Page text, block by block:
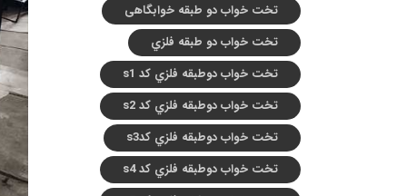
تخت خواب دو طبقه خوابگاهی
تخت خواب دو طبقه فلزي
تخت خواب دوطبقه فلزي کد s1
تخت خواب دوطبقه فلزي کد s2
تخت خواب دوطبقه فلزي کدs3
تخت خواب دوطبقه فلزي کد s4